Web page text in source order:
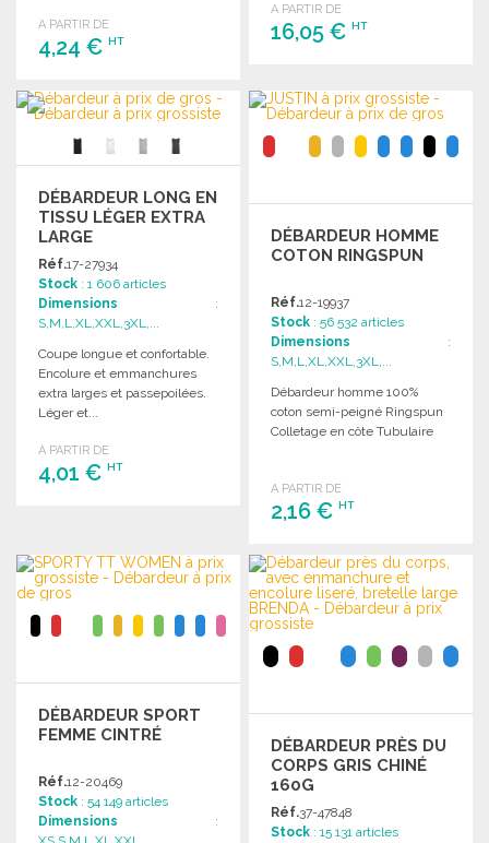
A PARTIR DE
4,24 € HT
COMMANDER
Demander un devis
A PARTIR DE
16,05 €HT
Demander un devis
DÉBARDEUR LONG EN
TISSU LÉGER EXTRA
LARGE
Réf.17-27934
Stock : 1 606 articles
Dimensions :
S,M,L,XL,XXL,3XL,...
Coupe longue et confortable.
Encolure et emmanchures
extra larges et passepoilées.
Léger et...
A PARTIR DE
4,01 € HT
Demander un devis
DÉBARDEUR HOMME
COTON RINGSPUN
Réf.12-19937
Stock : 56 532 articles
Dimensions :
S,M,L,XL,XXL,3XL,...
Débardeur homme 100%
coton semi-peigné Ringspun
Colletage en côte Tubulaire
A PARTIR DE
2,16 €HT
COMMANDER
Demander un devis
DÉBARDEUR SPORT
FEMME CINTRÉ
Réf.12-20469
Stock : 54 149 articles
Dimensions :
DÉBARDEUR PRÈS DU
CORPS GRIS CHINÉ
160G
Réf.37-47848
Stock : 15 131 articles